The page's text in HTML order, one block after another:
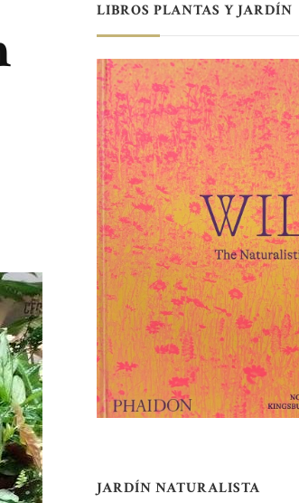
LIBROS PLANTAS Y JARDÍN
JARDÍN NATURALISTA